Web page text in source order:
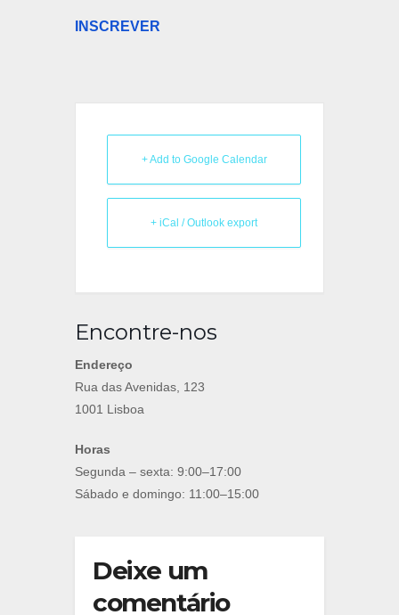
INSCREVER
+ Add to Google Calendar
+ iCal / Outlook export
Encontre-nos
Endereço
Rua das Avenidas, 123
1001 Lisboa
Horas
Segunda – sexta: 9:00–17:00
Sábado e domingo: 11:00–15:00
Deixe um
comentário